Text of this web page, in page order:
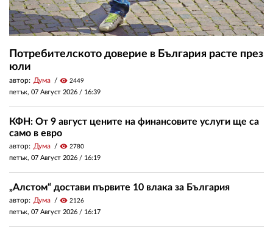
Потребителското доверие в България расте през
юли
автор: Дума visibility 2449
петък, 07 Август 2026 / 16:39
КФН: От 9 август цените на финансовите услуги ще са
само в евро
автор: Дума visibility 2780
петък, 07 Август 2026 / 16:19
„Алстом“ достави първите 10 влака за България
автор: Дума visibility 2126
петък, 07 Август 2026 / 16:17